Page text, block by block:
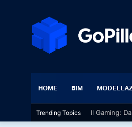
HOME BIM
Trending Topics Il Gaming: